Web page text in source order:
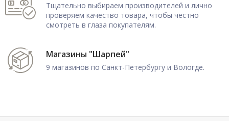
Тщательно выбираем производителей и лично
проверяем качество товара, чтобы честно
смотреть в глаза покупателям.
Магазины "Шарпей"
9 магазинов по Санкт-Петербургу и Вологде.